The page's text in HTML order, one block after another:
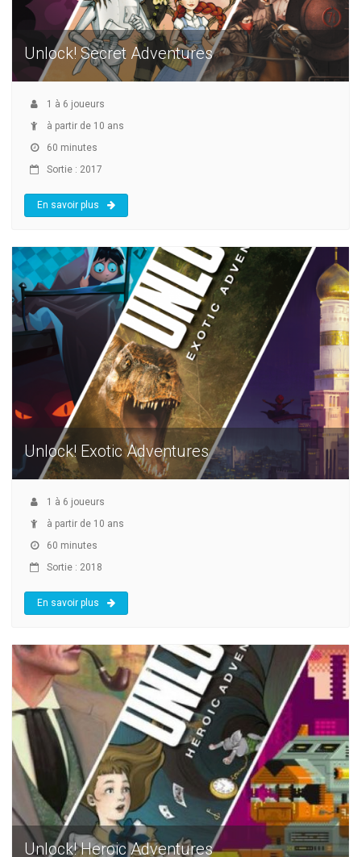
Unlock! Secret Adventures
1 à 6 joueurs
à partir de 10 ans
60 minutes
Sortie : 2017
En savoir plus
Unlock! Exotic Adventures
1 à 6 joueurs
à partir de 10 ans
60 minutes
Sortie : 2018
En savoir plus
Unlock! Heroic Adventures